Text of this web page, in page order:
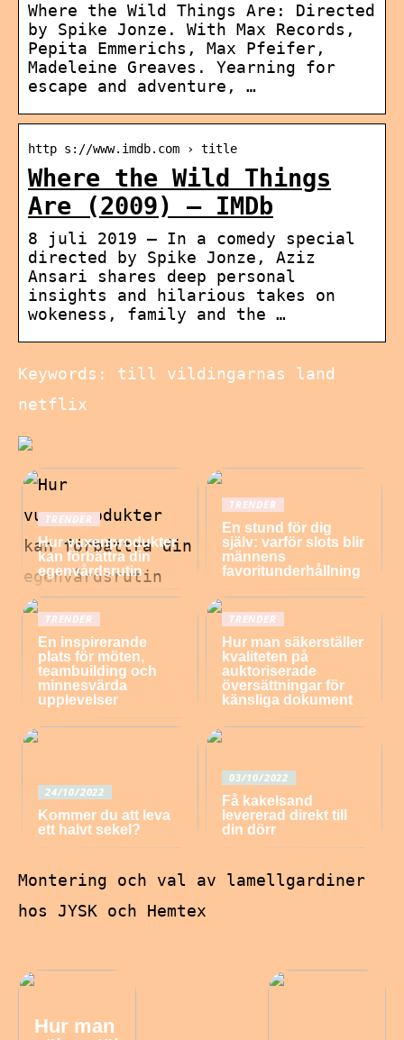
Where the Wild Things Are: Directed
by Spike Jonze. With Max Records,
Pepita Emmerichs, Max Pfeifer,
Madeleine Greaves. Yearning for
escape and adventure, …
http s://www.imdb.com › title
Where the Wild Things
Are (2009) – IMDb
8 juli 2019 — In a comedy special
directed by Spike Jonze, Aziz
Ansari shares deep personal
insights and hilarious takes on
wokeness, family and the …
Keywords: till vildingarnas land
netflix
TRENDER
Hur vuxenprodukter
kan förbättra din
egenvårdsrutin
TRENDER
En stund för dig
själv: varför slots blir
männens
favoritunderhållning
TRENDER
En inspirerande
plats för möten,
teambuilding och
minnesvärda
upplevelser
TRENDER
Hur man säkerställer
kvaliteten på
auktoriserade
översättningar för
känsliga dokument
24/10/2022
Kommer du att leva
ett halvt sekel?
03/10/2022
Få kakelsand
levererad direkt till
din dörr
Montering och val av lamellgardiner
hos JYSK och Hemtex
Hur man